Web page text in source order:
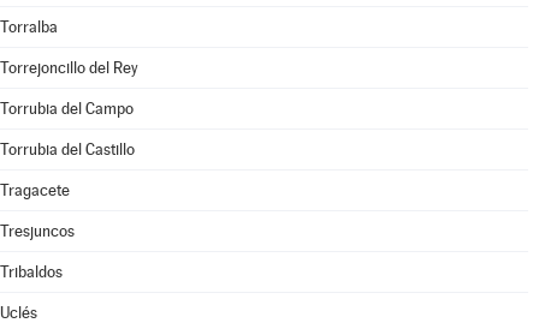
Torralba
Torrejoncillo del Rey
Torrubia del Campo
Torrubia del Castillo
Tragacete
Tresjuncos
Tribaldos
Uclés